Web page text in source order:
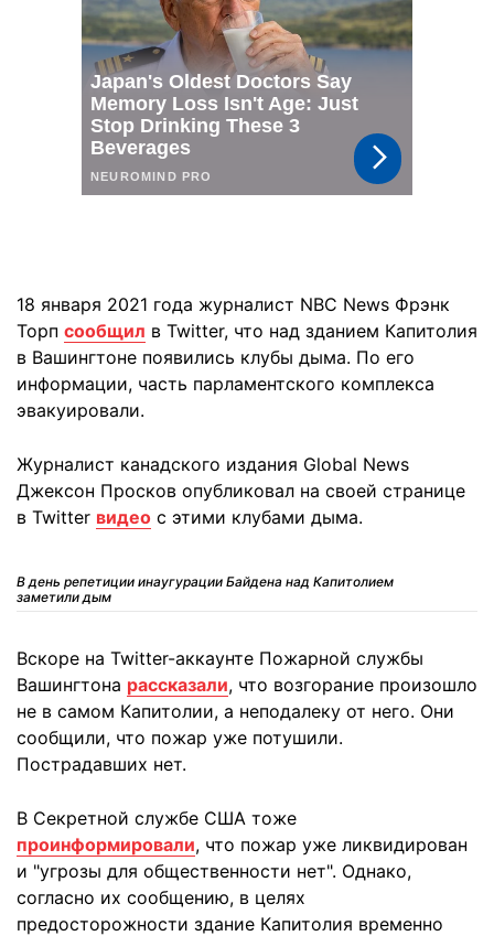
18 января 2021 года журналист NBC News Фрэнк
Торп сообщил в Twitter, что над зданием Капитолия
в Вашингтоне появились клубы дыма. По его
информации, часть парламентского комплекса
эвакуировали.
Журналист канадского издания Global News
Джексон Просков опубликовал на своей странице
в Twitter видео с этими клубами дыма.
В день репетиции инаугурации Байдена над Капитолием
заметили дым
Вскоре на Twitter-аккаунте Пожарной службы
Вашингтона рассказали, что возгорание произошло
не в самом Капитолии, а неподалеку от него. Они
сообщили, что пожар уже потушили.
Пострадавших нет.
В Секретной службе США тоже
проинформировали, что пожар уже ликвидирован
и "угрозы для общественности нет". Однако,
согласно их сообщению, в целях
предосторожности здание Капитолия временно